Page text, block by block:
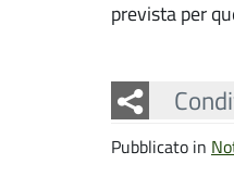
prevista per
Twitter
Pubblicato in